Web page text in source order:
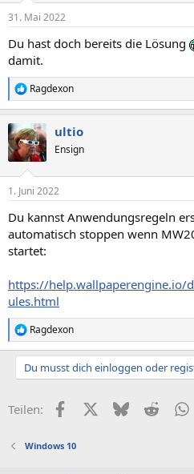
31. Mai 2022
Du hast doch bereits die Lösung
damit.
R
e
k
t
i
e
:
Ragdexon
ultio
Ensign
1. Juni 2022
Du kannst Anwendungsregeln
automatisch stoppen wenn
startet:
https://
ules.html
R
e
a
o
n
Ragdexon
Du musst dich einloggen oder
Teilen: FacebookX (Twitter)
BlueskyReddit
Windows 10